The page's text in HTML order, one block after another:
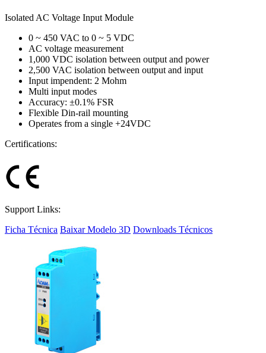
Isolated AC Voltage Input Module
0 ~ 450 VAC to 0 ~ 5 VDC
AC voltage measurement
1,000 VDC isolation between output and power
2,500 VAC isolation between output and input
Input impendent: 2 Mohm
Multi input modes
Accuracy: ±0.1% FSR
Flexible Din-rail mounting
Operates from a single +24V­DC
Certifications:
Support Links:
Ficha Técnica Baixar Modelo 3D Downloads Técnicos